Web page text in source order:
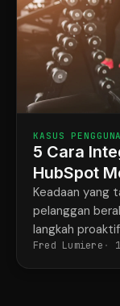
KASUS
5 Cara
HubSpot
Keadaan yang
pelanggan
langkah
mencegahnya.
dan HubSpot,
Fred Lumiere